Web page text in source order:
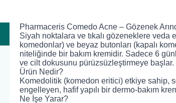
Pharmaceris Comedo Acne – Gözenek
Siyah noktalara ve tıkalı gözeneklere veda
komedonlar) ve beyaz butonları (kapalı
niteliğinde bir bakım kremidir. Sadece 6
ve cilt dokusunu pürüzsüzleştirmeye başlar.
Ürün Nedir?
Komedolitik (komedon eritici) etkiye sahip,
engelleyen, hafif yapılı bir dermo-bakım
Ne İşe Yarar?